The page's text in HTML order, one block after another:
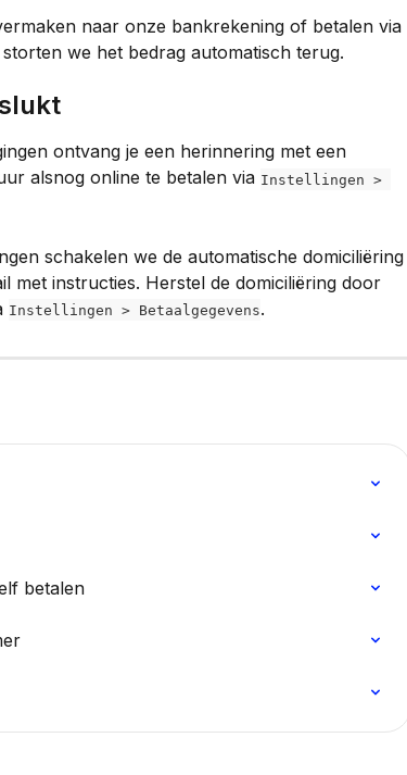
naar onze bankrekening of betalen via
we het bedrag automatisch terug.
ontvang je een herinnering met een
alsnog online te betalen via Instellingen >
schakelen we de automatische domiciliëring
met instructies. Herstel de domiciliëring door
Instellingen > Betaalgegevens.
betalen